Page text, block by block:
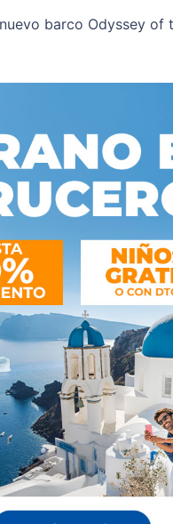
barco Odyssey of